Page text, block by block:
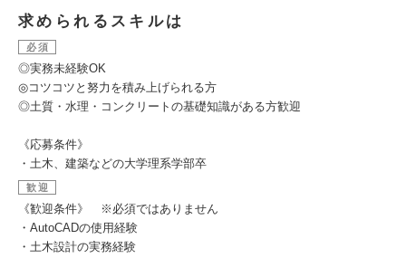
求められるスキルは
必須
◎実務未経験OK
◎コツコツと努力を積み上げられる方
◎土質・水理・コンクリートの基礎知識がある方歓迎
《応募条件》
・土木、建築などの大学理系学部卒
歓迎
《歓迎条件》 ※必須ではありません
・AutoCADの使用経験
・土木設計の実務経験